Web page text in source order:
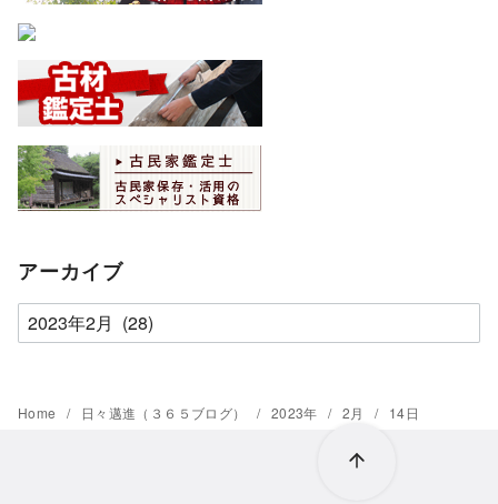
アーカイブ
ア
ー
イ
Home 日々邁進（３６５ブログ） 2023年 2月 14日